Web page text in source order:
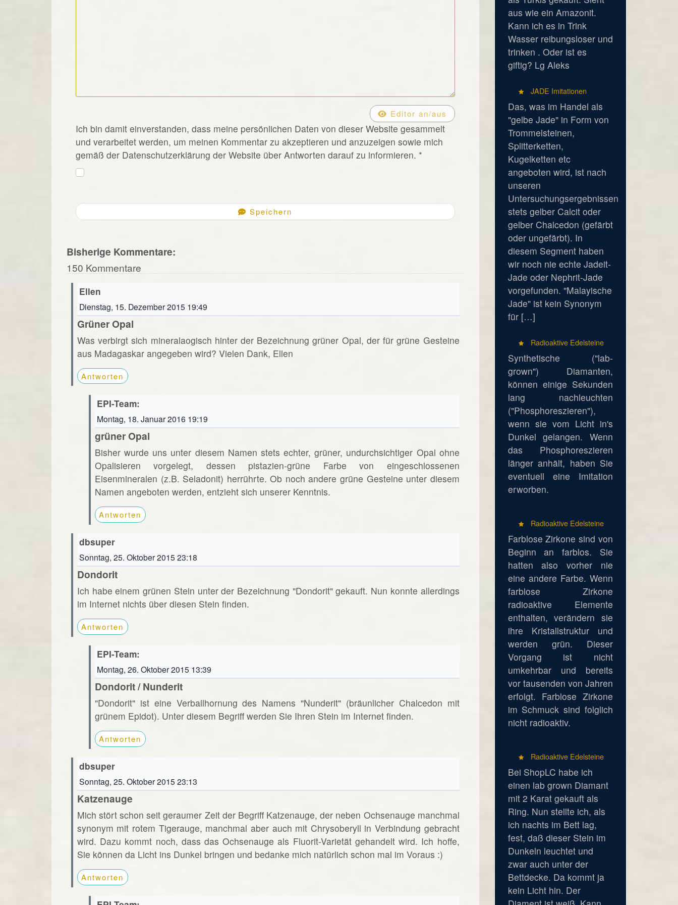
Editor an/aus
Ich bin damit einverstanden, dass meine persönlichen Daten von dieser Website gesammelt
und verarbeitet werden, um meinen Kommentar zu akzeptieren und anzuzeigen sowie mich
gemäß der Datenschutzerklärung der Website über Antworten darauf zu informieren. *
Speichern
Bisherige Kommentare:
150 Kommentare
Ellen
Dienstag, 15. Dezember 2015 19:49
Grüner Opal
Was verbirgt sich mineralaogisch hinter der Bezeichnung grüner Opal, der für grüne Gesteine
aus Madagaskar angegeben wird? Vielen Dank, Ellen
Antworten
EPI-Team:
Montag, 18. Januar 2016 19:19
grüner Opal
Bisher wurde uns unter diesem Namen stets echter, grüner, undurchsichtiger Opal ohne
Opalisieren vorgelegt, dessen pistazien-grüne Farbe von eingeschlossenen
Eisenmineralen (z.B. Seladonit) herrührte. Ob noch andere grüne Gesteine unter diesem
Namen angeboten werden, entzieht sich unserer Kenntnis.
Antworten
dbsuper
Sonntag, 25. Oktober 2015 23:18
Dondorit
Ich habe einem grünen Stein unter der Bezeichnung "Dondorit" gekauft. Nun konnte allerdings
im Internet nichts über diesen Stein finden.
Antworten
EPI-Team:
Montag, 26. Oktober 2015 13:39
Dondorit / Nunderit
"Dondorit" ist eine Verballhornung des Namens "Nunderit" (bräunlicher Chalcedon mit
grünem Epidot). Unter diesem Begriff werden Sie Ihren Stein im Internet finden.
Antworten
dbsuper
Sonntag, 25. Oktober 2015 23:13
Katzenauge
Mich stört schon seit geraumer Zeit der Begriff Katzenauge, der neben Ochsenauge manchmal
synonym mit rotem Tigerauge, manchmal aber auch mit Chrysoberyll in Verbindung gebracht
wird. Dazu kommt noch, dass das Ochsenauge als Fluorit-Varietät gehandelt wird. Ich hoffe,
Sie können da Licht ins Dunkel bringen und bedanke mich natürlich schon mal im Voraus :)
Antworten
aus wie ein Amazonit.
Kann ich es in Trink
Wasser reibungsloser und
trinken . Oder ist es
giftig? Lg Aleks
JADE Imitationen
Das, was im Handel als
"gelbe Jade" in Form von
Trommelsteinen,
Splitterketten,
Kugelketten etc
angeboten wird, ist nach
unseren
Untersuchungsergebnissen
stets gelber Calcit oder
gelber Chalcedon (gefärbt
oder ungefärbt). In
diesem Segment haben
wir noch nie echte Jadeit-
Jade oder Nephrit-Jade
vorgefunden. "Malayische
Jade" ist kein Synonym
für […]
Radioaktive Edelsteine
Synthetische ("lab-
grown") Diamanten,
können einige Sekunden
lang nachleuchten
("Phosphoreszieren"),
wenn sie vom Licht in's
Dunkel gelangen. Wenn
das Phosphoreszieren
länger anhält, haben Sie
eventuell eine Imitation
erworben.
Radioaktive Edelsteine
Farblose Zirkone sind von
Beginn an farblos. Sie
hatten also vorher nie
eine andere Farbe. Wenn
farblose Zirkone
radioaktive Elemente
enthalten, verändern sie
ihre Kristallstruktur und
werden grün. Dieser
Vorgang ist nicht
umkehrbar und bereits
vor tausenden von Jahren
erfolgt. Farblose Zirkone
im Schmuck sind folglich
nicht radioaktiv.
Radioaktive Edelsteine
Bei ShopLC habe ich
einen lab grown Diamant
mit 2 Karat gekauft als
Ring. Nun stellte ich, als
ich nachts im Bett lag,
fest, daß dieser Stein im
Dunkeln leuchtet und
zwar auch unter der
Bettdecke. Da kommt ja
kein Licht hin. Der